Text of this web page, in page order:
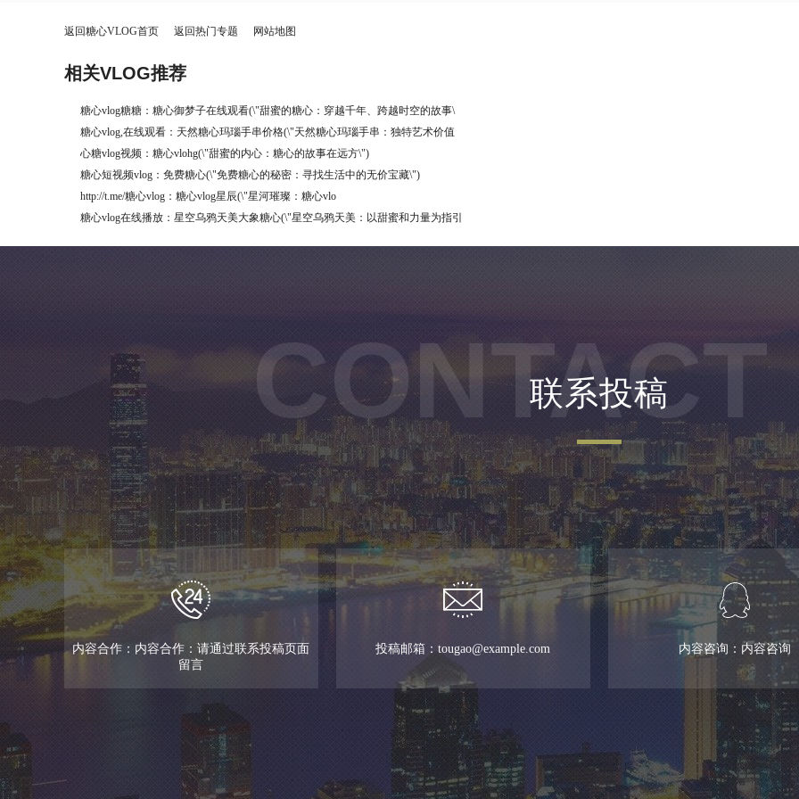
返回糖心VLOG首页 返回热门专题 网站地图
相关VLOG推荐
糖心vlog糖糖：糖心御梦子在线观看(\"甜蜜的糖心：穿越千年、跨越时空的故事\
糖心vlog,在线观看：天然糖心玛瑙手串价格(\"天然糖心玛瑙手串：独特艺术价值
心糖vlog视频：糖心vlohg(\"甜蜜的内心：糖心的故事在远方\")
糖心短视频vlog：免费糖心(\"免费糖心的秘密：寻找生活中的无价宝藏\")
http://t.me/糖心vlog：糖心vlog星辰(\"星河璀璨：糖心vlo
糖心vlog在线播放：星空乌鸦天美大象糖心(\"星空乌鸦天美：以甜蜜和力量为指引
联系投稿
CONTACT
内容合作：内容合作：请通过联系投稿页面
留言
投稿邮箱：tougao@example.com 内容咨询：内容咨询